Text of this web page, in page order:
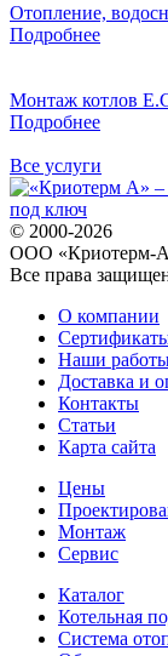
Отопление,
Подробнее
Монтаж котлов
Подробнее
Все услуги
© 2000-2026
ООО «Криотерм-
Все права
О компании
Наши
Доставка и
Контакты
Статьи
Карта сайта
Цены
Монтаж
Сервис
Каталог
Котельная
Система